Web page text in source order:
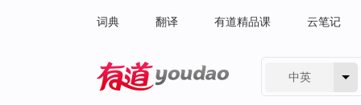
词典 翻译 有道精品课 云笔记
中英